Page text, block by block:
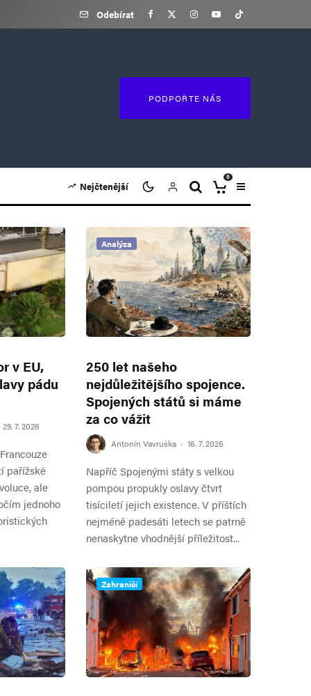
Odebírat
PODPOŘTE NÁS
Nejčtenější
0
v EU,
pádu
29. 7. 2026
pařížské
ale
jednoho
Analýza
250 let našeho
nejdůležitějšího spojence.
Spojených států si máme
za co vážit
Antonín Vavruška · 16. 7. 2026
Napříč Spojenými státy s velkou
pompou propukly oslavy čtvrt
tisíciletí jejich existence. V příštích
nejméně padesáti letech se patrně
nenaskytne vhodnější příležitost...
Zahraničí